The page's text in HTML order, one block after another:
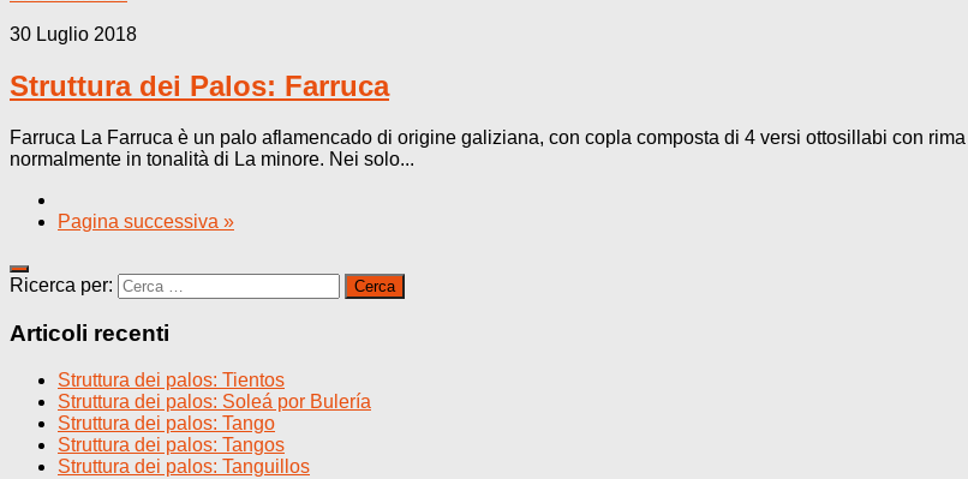
30 Luglio 2018
Struttura dei Palos: Farruca
Farruca La Farruca è un palo aflamencado di origine galiziana, con copla composta di 4 versi ottosillabi con
normalmente in tonalità di La minore. Nei solo...
Pagina successiva »
Ricerca per:
Articoli recenti
Struttura dei palos: Tientos
Struttura dei palos: Soleá por Bulería
Struttura dei palos: Tango
Struttura dei palos: Tangos
Struttura dei palos: Tanguillos